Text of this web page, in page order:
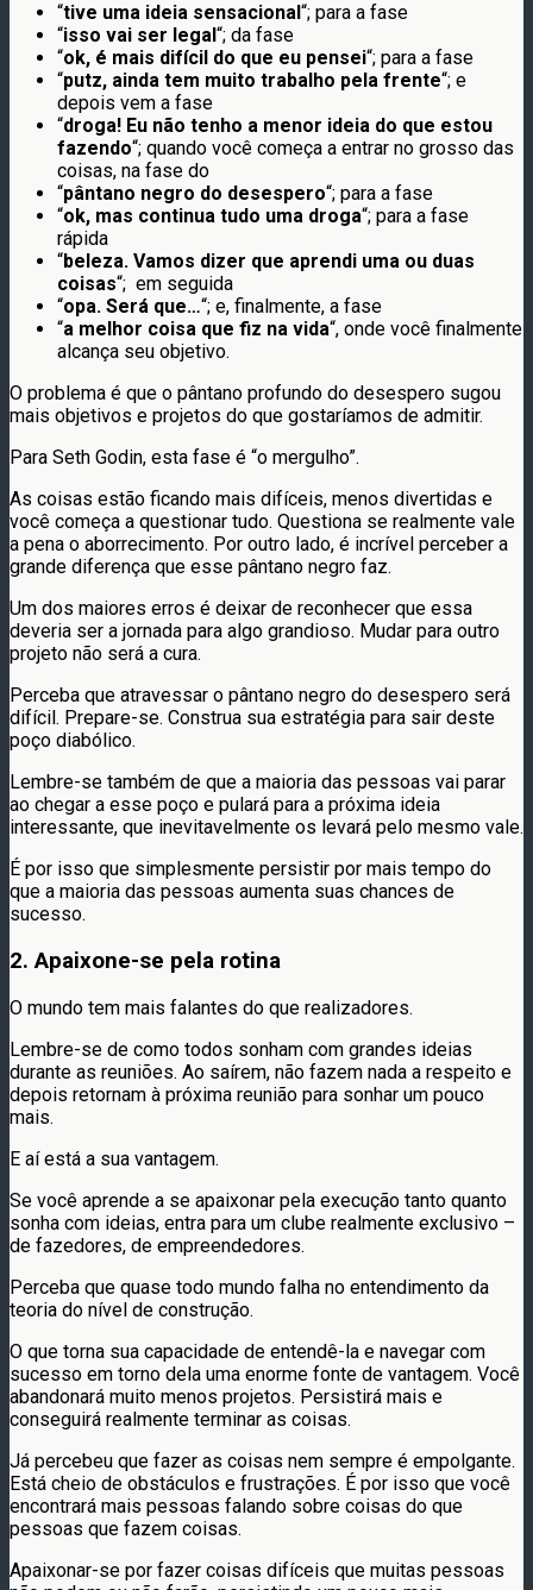
“tive uma ideia sensacional “; para a fase
“isso vai ser legal “; da fase
“ok, é mais difícil do que eu pensei“; para a fase
“putz, ainda tem muito trabalho pela frente“; e
depois vem a fase
“droga! Eu não tenho a menor ideia do que estou
fazendo“; quando você começa a entrar no grosso das
coisas, na fase do
“pântano negro do desespero“; para a fase
“ok, mas continua tudo uma droga“; para a fase
rápida
“beleza. Vamos dizer que aprendi uma ou duas
coisas“; em seguida
“opa. Será que…“; e, finalmente, a fase
“a melhor coisa que fiz na vida“, onde você finalmente
alcança seu objetivo.
O problema é que o pântano profundo do desespero sugou
mais objetivos e projetos do que gostaríamos de admitir.
Para Seth Godin, esta fase é “o mergulho”.
As coisas estão ficando mais difíceis, menos divertidas e
você começa a questionar tudo. Questiona se realmente vale
a pena o aborrecimento. Por outro lado, é incrível perceber a
grande diferença que esse pântano negro faz.
Um dos maiores erros é deixar de reconhecer que essa
deveria ser a jornada para algo grandioso. Mudar para outro
projeto não será a cura.
Perceba que atravessar o pântano negro do desespero será
difícil. Prepare-se. Construa sua estratégia para sair deste
poço diabólico.
Lembre-se também de que a maioria das pessoas vai parar
ao chegar a esse poço e pulará para a próxima ideia
interessante, que inevitavelmente os levará pelo mesmo vale.
É por isso que simplesmente persistir por mais tempo do
que a maioria das pessoas aumenta suas chances de
sucesso.
2. Apaixone-se pela rotina
O mundo tem mais falantes do que realizadores.
Lembre-se de como todos sonham com grandes ideias
durante as reuniões. Ao saírem, não fazem nada a respeito e
depois retornam à próxima reunião para sonhar um pouco
mais.
E aí está a sua vantagem.
Se você aprende a se apaixonar pela execução tanto quanto
sonha com ideias, entra para um clube realmente exclusivo –
de fazedores, de empreendedores.
Perceba que quase todo mundo falha no entendimento da
teoria do nível de construção.
O que torna sua capacidade de entendê-la e navegar com
sucesso em torno dela uma enorme fonte de vantagem. Você
abandonará muito menos projetos. Persistirá mais e
conseguirá realmente terminar as coisas.
Já percebeu que fazer as coisas nem sempre é empolgante.
Está cheio de obstáculos e frustrações. É por isso que você
encontrará mais pessoas falando sobre coisas do que
pessoas que fazem coisas.
Apaixonar-se por fazer coisas difíceis que muitas pessoas